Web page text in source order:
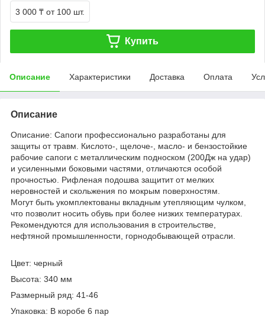
3 000 ₸ от 100 шт.
Купить
Описание Характеристики Доставка Оплата
Описание
Описание: Сапоги профессионально разработаны для
защиты от травм. Кислото-, щелоче-, масло- и бензостойкие
рабочие сапоги с металлическим подноском (200Дж на удар)
и усиленными боковыми частями, отличаются особой
прочностью. Рифленая подошва защитит от мелких
неровностей и скольжения по мокрым поверхностям.
Могут быть укомплектованы вкладным утепляющим чулком,
что позволит носить обувь при более низких температурах.
Рекомендуются для использования в строительстве,
нефтяной промышленности, горнодобывающей отрасли.
Цвет: черный
Высота: 340 мм
Размерный ряд: 41-46
Упаковка: В коробе 6 пар